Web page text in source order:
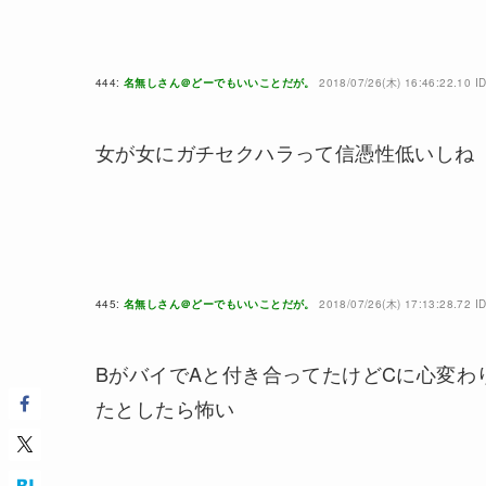
444: 名無しさん＠どーでもいいことだが。 2018/07/26(木) 16:46:22.10
女が女にガチセクハラって信憑性低いしね
445: 名無しさん＠どーでもいいことだが。 2018/07/26(木) 17:13:28.72
BがバイでAと付き合ってたけどCに心変
たとしたら怖い